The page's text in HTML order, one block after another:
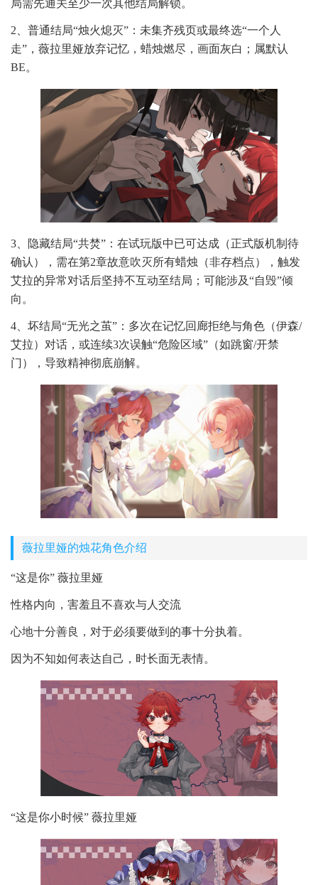
局需先通关至少一次其他结局解锁。
2、普通结局“烛火熄灭”：未集齐残页或最终选“一个人
走”，薇拉里娅放弃记忆，蜡烛燃尽，画面灰白；属默认
BE。
3、隐藏结局“共焚”：在试玩版中已可达成（正式版机制待
确认），需在第2章故意吹灭所有蜡烛（非存档点），触发
艾拉的异常对话后坚持不互动至结局；可能涉及“自毁”倾
向。
4、坏结局“无光之茧”：多次在记忆回廊拒绝与角色（伊森/
艾拉）对话，或连续3次误触“危险区域”（如跳窗/开禁
门），导致精神彻底崩解。
薇拉里娅的烛花角色介绍
“这是你” 薇拉里娅
性格内向，害羞且不喜欢与人交流
心地十分善良，对于必须要做到的事十分执着。
因为不知如何表达自己，时长面无表情。
“这是你小时候” 薇拉里娅